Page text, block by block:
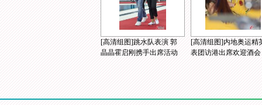
[高清组图]跳水队表演 郭
晶晶霍启刚携手出席活动
[高清组图]内地奥运精
表团访港出席欢迎酒会